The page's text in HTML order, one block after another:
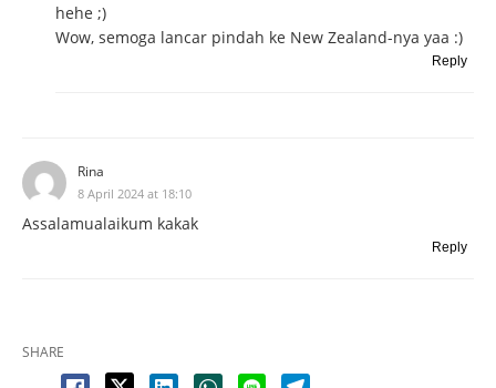
hehe ;)
Wow, semoga lancar pindah ke New Zealand-nya yaa :)
Reply
Rina
8 April 2024 at 18:10
Assalamualaikum kakak
Reply
SHARE